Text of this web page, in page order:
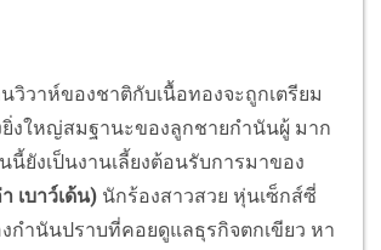
วาห์ของชาติกับเนื้อทองจะถูกเตรียม
ยิ่งใหญ่สมฐานะของลูกชายกำนันผู้ มาก
นี้ยังเป็นงานเลี้ยงต้อนรับการมาของ
เบาว์เด้น) นักร้องสาวสวย หุ่นเซ็กส์ซี่
กำนันปราบที่คอยดูแลธุรกิจตกเขียว หา